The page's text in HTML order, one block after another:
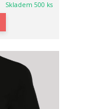
Skladem 500 ks